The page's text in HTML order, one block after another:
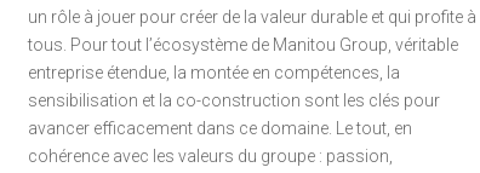
un rôle à jouer pour créer de la valeur durable et qui profite à
tous. Pour tout l’écosystème de Manitou Group, véritable
entreprise étendue, la montée en compétences, la
sensibilisation et la co-construction sont les clés pour
avancer efficacement dans ce domaine. Le tout, en
cohérence avec les valeurs du groupe : passion,